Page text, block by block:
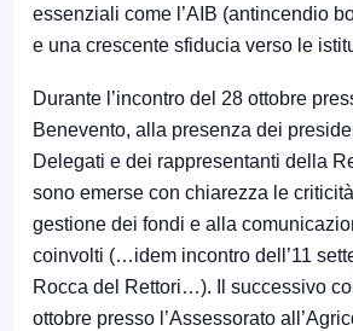
essenziali come l’AIB (antincendio
e una crescente sfiducia verso le
Durante l’incontro del 28 ottobre
Benevento, alla presenza dei
Delegati e dei rappresentanti della
sono emerse con chiarezza le
gestione dei fondi e alla
coinvolti (…idem incontro dell’11
Rocca del Rettori…). Il successivo
ottobre presso l’Assessorato